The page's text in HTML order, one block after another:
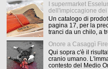
I supermarket
dell'impiccagione dei
Un catalogo di
pagina 17, per la
tranci da un chilo, a
Onore a Casaggì
Qui sopra c'è il
cranio umano.
contesto del Medio